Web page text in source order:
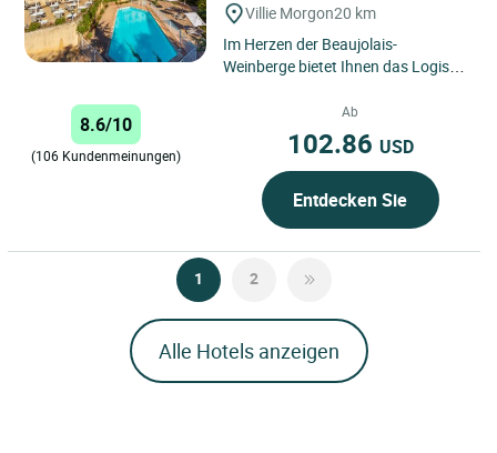
Villie Morgon20 km
Im Herzen der Beaujolais-
Weinberge bietet Ihnen das Logis
klimatisierte Zimmer mit allem
Komfort...
8.6/10
(106 Kundenmeinungen)
Ab
102.86 USD
Entdecken Sie
1 2
Alle Hotels anzeigen